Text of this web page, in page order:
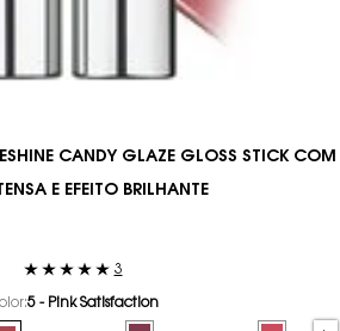
CANDY GLAZE GLOSS STICK COM
E EFEITO BRILHANTE
3
5 - Pink Satisfaction